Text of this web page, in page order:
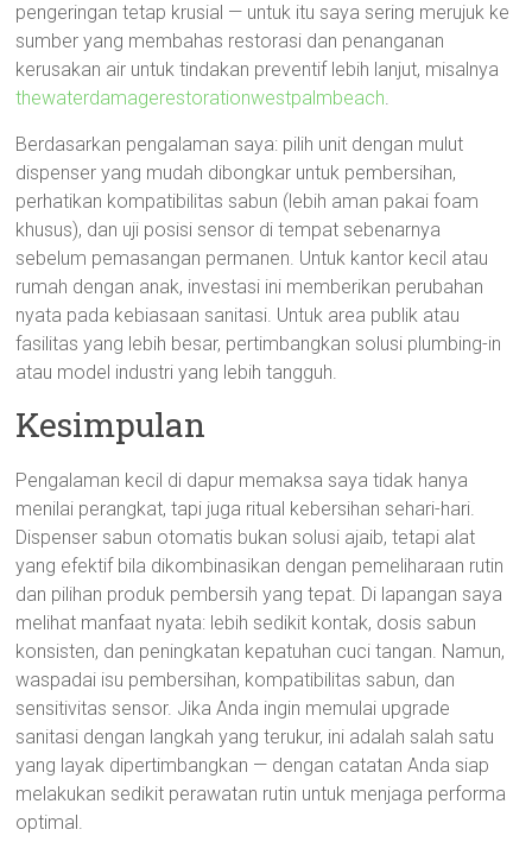
pengeringan tetap krusial — untuk itu saya sering merujuk ke
sumber yang membahas restorasi dan penanganan
kerusakan air untuk tindakan preventif lebih lanjut, misalnya
thewaterdamagerestorationwestpalmbeach.
Berdasarkan pengalaman saya: pilih unit dengan mulut
dispenser yang mudah dibongkar untuk pembersihan,
perhatikan kompatibilitas sabun (lebih aman pakai foam
khusus), dan uji posisi sensor di tempat sebenarnya
sebelum pemasangan permanen. Untuk kantor kecil atau
rumah dengan anak, investasi ini memberikan perubahan
nyata pada kebiasaan sanitasi. Untuk area publik atau
fasilitas yang lebih besar, pertimbangkan solusi plumbing-in
atau model industri yang lebih tangguh.
Kesimpulan
Pengalaman kecil di dapur memaksa saya tidak hanya
menilai perangkat, tapi juga ritual kebersihan sehari-hari.
Dispenser sabun otomatis bukan solusi ajaib, tetapi alat
yang efektif bila dikombinasikan dengan pemeliharaan rutin
dan pilihan produk pembersih yang tepat. Di lapangan saya
melihat manfaat nyata: lebih sedikit kontak, dosis sabun
konsisten, dan peningkatan kepatuhan cuci tangan. Namun,
waspadai isu pembersihan, kompatibilitas sabun, dan
sensitivitas sensor. Jika Anda ingin memulai upgrade
sanitasi dengan langkah yang terukur, ini adalah salah satu
yang layak dipertimbangkan — dengan catatan Anda siap
melakukan sedikit perawatan rutin untuk menjaga performa
optimal.